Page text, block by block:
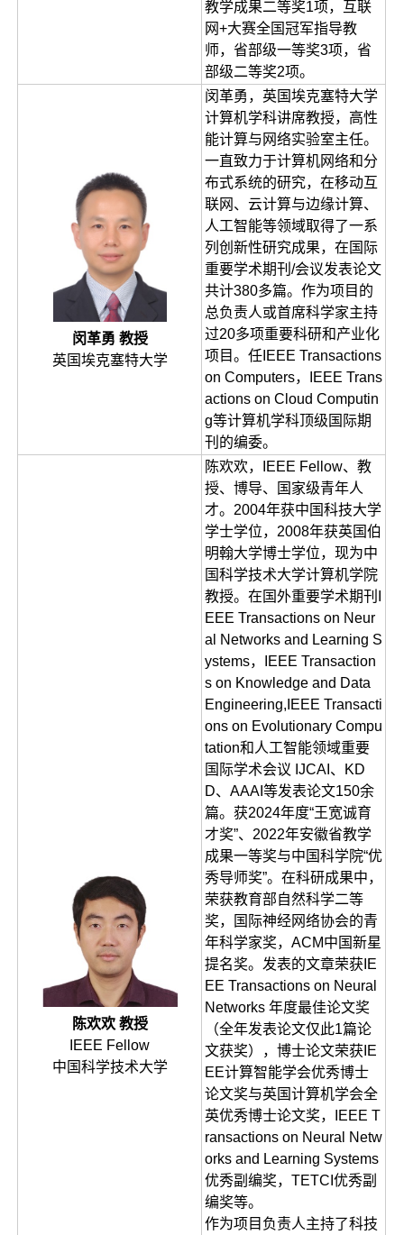
教学成果二等奖1项，互联
网+大赛全国冠军指导教
师，省部级一等奖3项，省
部级二等奖2项。
闵革勇 教授
英国埃克塞特大学
闵革勇，英国埃克塞特大学
计算机学科讲席教授，高性
能计算与网络实验室主任。
一直致力于计算机网络和分
布式系统的研究，在移动互
联网、云计算与边缘计算、
人工智能等领域取得了一系
列创新性研究成果，在国际
重要学术期刊/会议发表论文
共计380多篇。作为项目的
总负责人或首席科学家主持
过20多项重要科研和产业化
项目。任IEEE Transactions
on Computers，IEEE Trans
actions on Cloud Computin
g等计算机学科顶级国际期
刊的编委。
陈欢欢 教授
IEEE Fellow
中国科学技术大学
陈欢欢，IEEE Fellow、教
授、博导、国家级青年人
才。2004年获中国科技大学
学士学位，2008年获英国伯
明翰大学博士学位，现为中
国科学技术大学计算机学院
教授。在国外重要学术期刊I
EEE Transactions on Neur
al Networks and Learning S
ystems，IEEE Transaction
s on Knowledge and Data
Engineering,IEEE Transacti
ons on Evolutionary Compu
tation和人工智能领域重要
国际学术会议 IJCAI、KD
D、AAAI等发表论文150余
篇。获2024年度“王宽诚育
才奖”、2022年安徽省教学
成果一等奖与中国科学院“优
秀导师奖”。在科研成果中，
荣获教育部自然科学二等
奖，国际神经网络协会的青
年科学家奖，ACM中国新星
提名奖。发表的文章荣获IE
EE Transactions on Neural
Networks 年度最佳论文奖
（全年发表论文仅此1篇论
文获奖），博士论文荣获IE
EE计算智能学会优秀博士
论文奖与英国计算机学会全
英优秀博士论文奖，IEEE T
ransactions on Neural Netw
orks and Learning Systems
优秀副编奖，TETCI优秀副
编奖等。
作为项目负责人主持了科技